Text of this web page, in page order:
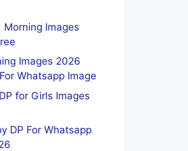
Morning Images
Images 2026
Whatsapp Image
for Girls Images
DP For Whatsapp